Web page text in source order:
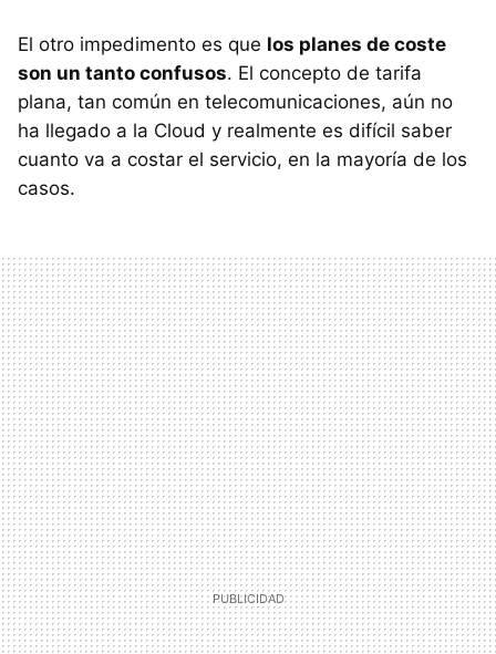
El otro impedimento es que los planes de coste
son un tanto confusos. El concepto de tarifa
plana, tan común en telecomunicaciones, aún no
ha llegado a la Cloud y realmente es difícil saber
cuanto va a costar el servicio, en la mayoría de los
casos.